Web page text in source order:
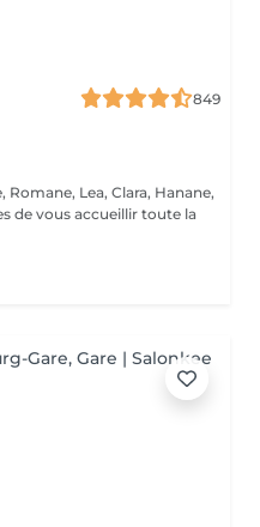
849
Lea, Clara, Hanane,
de vous accueillir toute la